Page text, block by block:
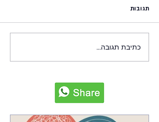
תגובות
כתיבת תגובה...